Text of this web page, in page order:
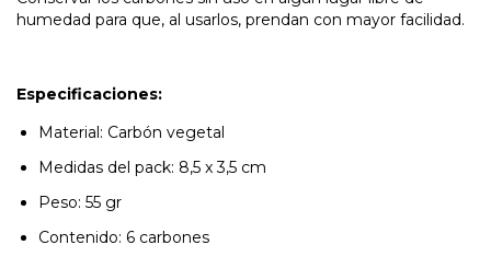
humedad para que, al usarlos, prendan con mayor facilidad.
Especificaciones:
Material: Carbón vegetal
Medidas del pack: 8,5 x 3,5 cm
Peso: 55 gr
Contenido: 6 carbones